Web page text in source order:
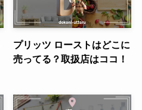
プリッツ ローストはどこに
売ってる？取扱店はココ！